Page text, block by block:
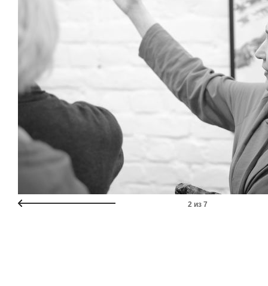
2из 7